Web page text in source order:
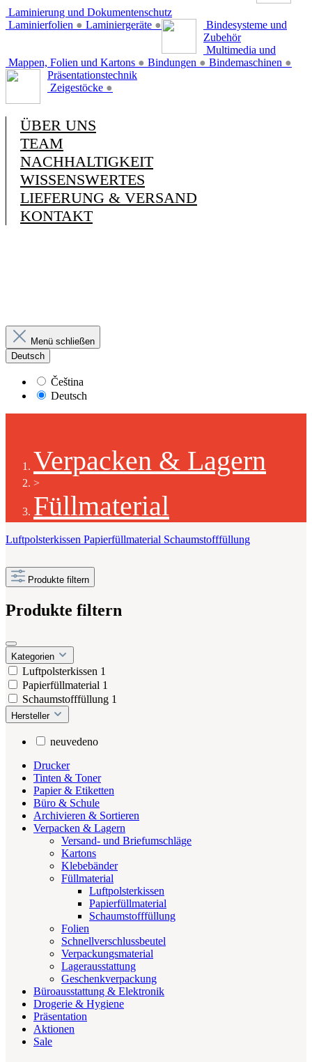
Laminierung und Dokumentenschutz
Laminierfolien ● Laminiergeräte ●
Bindesysteme und
Zubehör
Mappen, Folien und Kartons ● Bindungen ● Bindemaschinen ●
Multimedia und
Präsentationstechnik
Zeigestöcke ●
ÜBER UNS
TEAM
NACHHALTIGKEIT
WISSENSWERTES
LIEFERUNG & VERSAND
KONTAKT
Menü schließen
Deutsch
Čeština
Deutsch
Verpacken & Lagern
>
Füllmaterial
Luftpolsterkissen Papierfüllmaterial Schaumstofffüllung
Produkte filtern
Produkte filtern
Kategorien
Luftpolsterkissen 1
Papierfüllmaterial 1
Schaumstofffüllung 1
Hersteller
neuvedeno
Drucker
Tinten & Toner
Papier & Etiketten
Büro & Schule
Archivieren & Sortieren
Verpacken & Lagern
Versand- und Briefumschläge
Kartons
Klebebänder
Füllmaterial
Luftpolsterkissen
Papierfüllmaterial
Schaumstofffüllung
Folien
Schnellverschlussbeutel
Verpackungsmaterial
Lagerausstattung
Geschenkverpackung
Büroausstattung & Elektronik
Drogerie & Hygiene
Präsentation
Aktionen
Sale